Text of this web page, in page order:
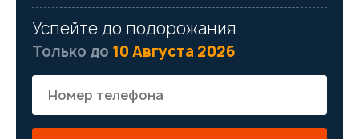
Успейте до подорожания
Только до 10 Августа 2026